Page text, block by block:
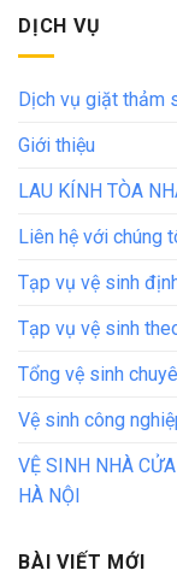
DỊCH VỤ
Dịch vụ giặt thảm
Giới thiệu
LAU KÍNH TÒA
Liên hệ với chúng
Tạp vụ vệ sinh
Tạp vụ vệ sinh
Tổng vệ sinh
Vệ sinh công
VỆ SINH NHÀ
HÀ NỘI
BÀI VIẾT MỚI